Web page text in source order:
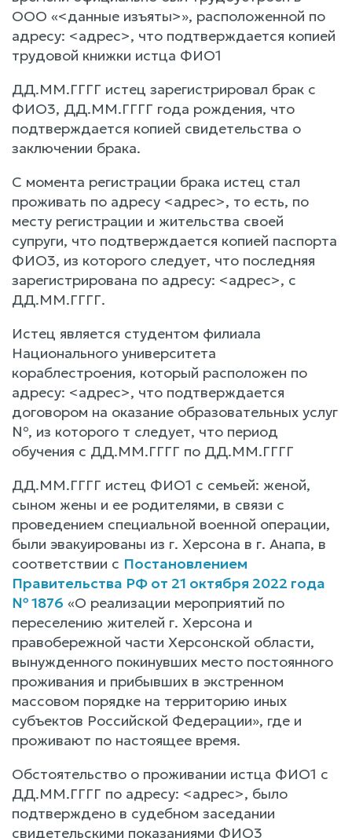
ООО «<данные изъяты>», расположенной по
адресу: <адрес>, что подтверждается копией
трудовой книжки истца ФИО1
ДД.ММ.ГГГГ истец зарегистрировал брак с
ФИО3, ДД.ММ.ГГГГ года рождения, что
подтверждается копией свидетельства о
заключении брака.
С момента регистрации брака истец стал
проживать по адресу <адрес>, то есть, по
месту регистрации и жительства своей
супруги, что подтверждается копией паспорта
ФИО3, из которого следует, что последняя
зарегистрирована по адресу: <адрес>, с
ДД.ММ.ГГГГ.
Истец является студентом филиала
Национального университета
кораблестроения, который расположен по
адресу: <адрес>, что подтверждается
договором на оказание образовательных услуг
№, из которого т следует, что период
обучения с ДД.ММ.ГГГГ по ДД.ММ.ГГГГ
ДД.ММ.ГГГГ истец ФИО1 с семьей: женой,
сыном жены и ее родителями, в связи с
проведением специальной военной операции,
были эвакуированы из г. Херсона в г. Анапа, в
соответствии с Постановлением
Правительства РФ от 21 октября 2022 года
№ 1876 «О реализации мероприятий по
переселению жителей г. Херсона и
правобережной части Херсонской области,
вынужденного покинувших место постоянного
проживания и прибывших в экстренном
массовом порядке на территорию иных
субъектов Российской Федерации», где и
проживают по настоящее время.
Обстоятельство о проживании истца ФИО1 с
ДД.ММ.ГГГГ по адресу: <адрес>, было
подтверждено в судебном заседании
свидетельскими показаниями ФИО3